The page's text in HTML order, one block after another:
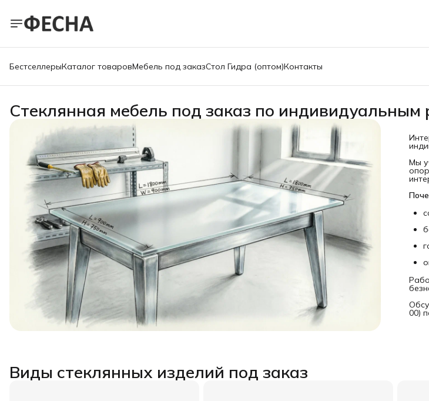
БестселлерыКаталог товаровМебель под заказСтол Гидра (оптом)Контакты
Стеклянная мебель под заказ по индивидуальным
Мы
00)
Виды стеклянных изделий под заказ